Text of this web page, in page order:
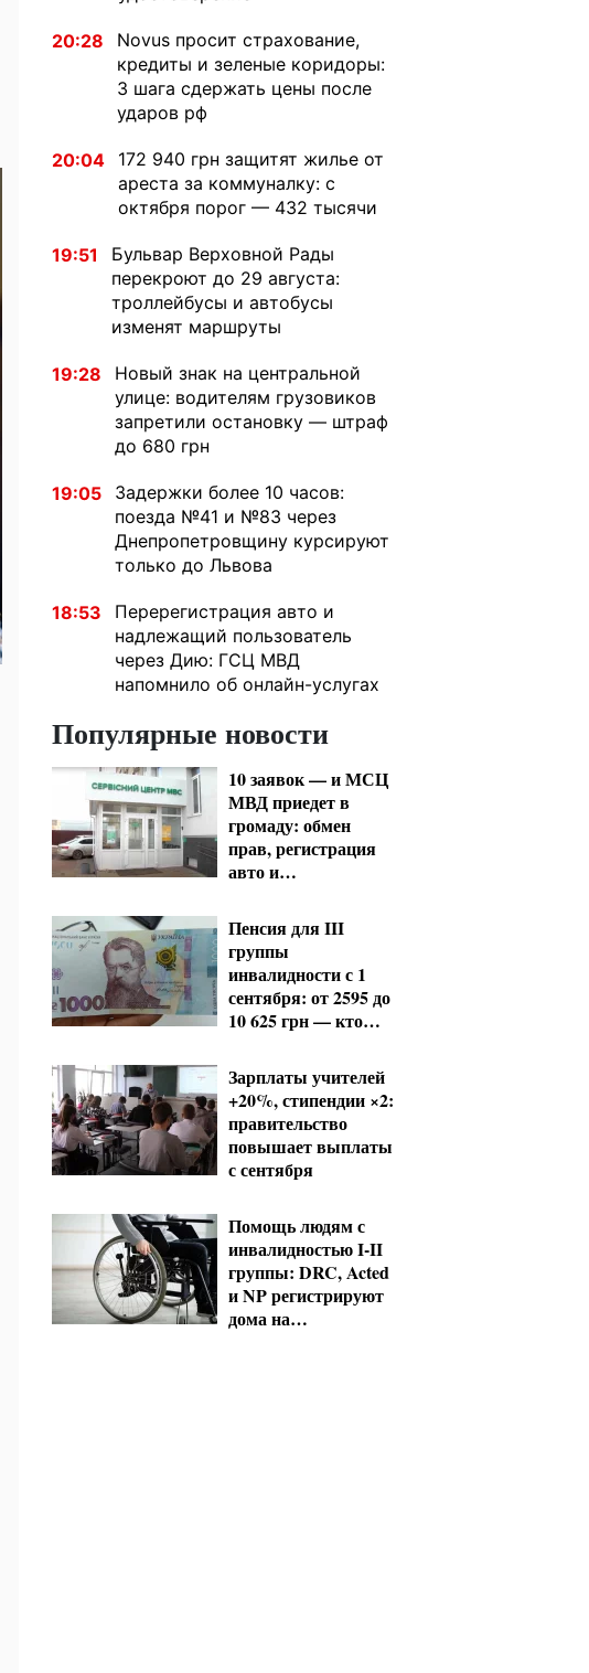
20:28
Novus просит страхование,
кредиты и зеленые коридоры:
3 шага сдержать цены после
ударов рф
20:04
172 940 грн защитят жилье от
ареста за коммуналку: с
октября порог — 432 тысячи
19:51
Бульвар Верховной Рады
перекроют до 29 августа:
троллейбусы и автобусы
изменят маршруты
19:28
Новый знак на центральной
улице: водителям грузовиков
запретили остановку — штраф
до 680 грн
19:05
Задержки более 10 часов:
поезда №41 и №83 через
Днепропетровщину курсируют
только до Львова
18:53
Перерегистрация авто и
надлежащий пользователь
через Дию: ГСЦ МВД
напомнило об онлайн-услугах
Популярные новости
10 заявок — и МСЦ
МВД приедет в
громаду: обмен
прав, регистрация
авто и
удостоверение
Пенсия для III
группы
инвалидности с 1
сентября: от 2595 до
10 625 грн — кто
Зарплаты учителей
+20%, стипендии ×2:
правительство
повышает выплаты
с сентября
Помощь людям с
инвалидностью I-II
группы: DRC, Acted
и NP регистрируют
дома на